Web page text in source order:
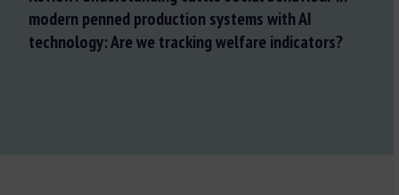
modern penned production systems with AI
technology: Are we tracking welfare indicators?